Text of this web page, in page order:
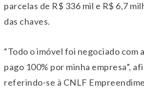
parcelas de R$ 336 mil e R$ 6,7
das chaves.
“Todo o imóvel foi negociado com
pago 100% por minha empresa”,
referindo-se à CNLF